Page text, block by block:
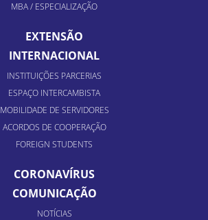
MBA / ESPECIALIZAÇÃO
EXTENSÃO
INTERNACIONAL
INSTITUIÇÕES PARCERIAS
ESPAÇO INTERCAMBISTA
MOBILIDADE DE SERVIDORES
ACORDOS DE COOPERAÇÃO
FOREIGN STUDENTS
CORONAVÍRUS
COMUNICAÇÃO
NOTÍCIAS